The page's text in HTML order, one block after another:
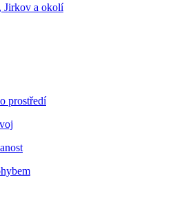
Jirkov a okolí
prostředí